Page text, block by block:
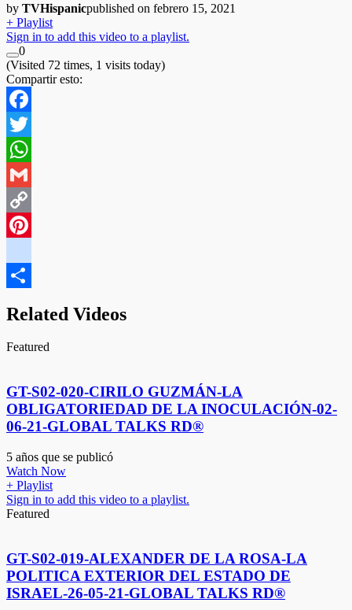
by TVHispanicpublished on febrero 15, 2021
+ Playlist
Sign in to add this video to a playlist.
0
(Visited 72 times, 1 visits today)
Compartir esto:
Facebook
Twitter
WhatsApp
Gmail
Copy
google_bookmarks
Related Videos
Featured
GT-S02-020-CIRILO GUZMÁN-LA
OBLIGATORIEDAD DE LA INOCULACIÓN-02-
06-21-GLOBAL TALKS RD®
5 años que se publicó
Watch Now
+ Playlist
Sign in to add this video to a playlist.
Featured
GT-S02-019-ALEXANDER DE LA ROSA-LA
POLITICA EXTERIOR DEL ESTADO DE
ISRAEL-26-05-21-GLOBAL TALKS RD®